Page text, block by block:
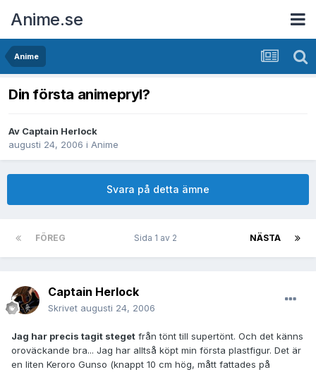
Anime.se
Anime
Din första animepryl?
Av Captain Herlock
augusti 24, 2006 i Anime
Svara på detta ämne
FÖREG NÄSTA
Sida 1 av 2
Captain Herlock
Skrivet augusti 24, 2006
Jag har precis tagit steget från tönt till supertönt. Och det känns
oroväckande bra... Jag har alltså köpt min första plastfigur. Det är
en liten Keroro Gunso (knappt 10 cm hög, mått fattades på